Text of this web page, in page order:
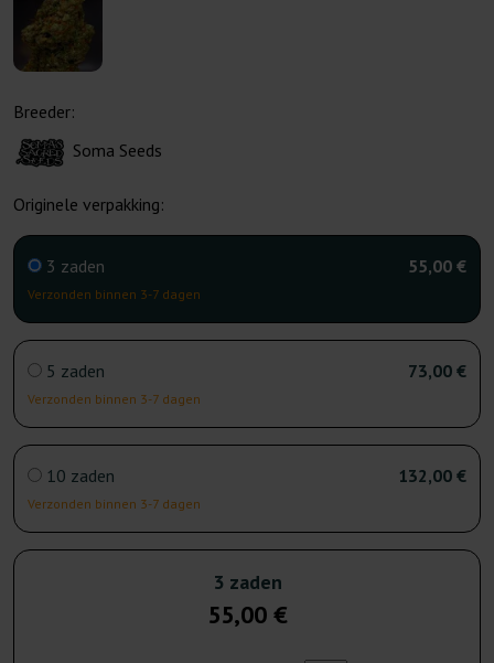
Breeder:
Soma Seeds
Originele verpakking:
3 zaden
Verzonden binnen 3-7 dagen
55,00 €
5 zaden
Verzonden binnen 3-7 dagen
73,00 €
10 zaden
Verzonden binnen 3-7 dagen
132,00 €
3 zaden
55,00 €